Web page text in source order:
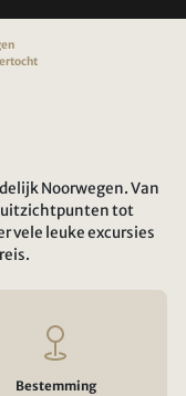
Noorwegen. Van
uitzichtpunten tot
vele leuke excursies
Bestemming